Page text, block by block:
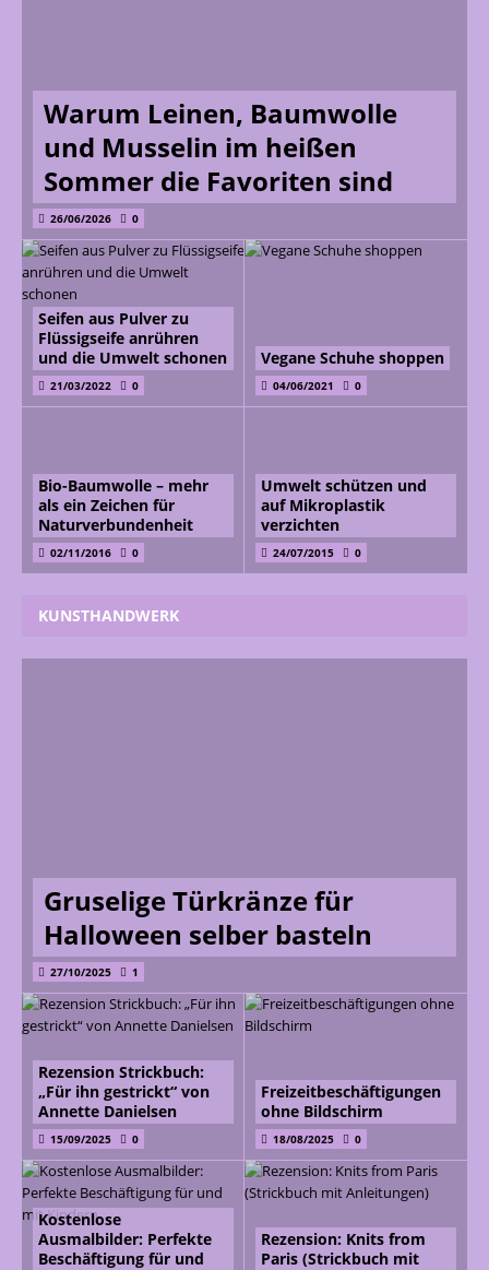
Warum Leinen, Baumwolle
und Musselin im heißen
Sommer die Favoriten sind
26/06/2026 0
Seifen aus Pulver zu
Flüssigseife anrühren
und die Umwelt schonen
21/03/2022 0
Vegane Schuhe shoppen
04/06/2021 0
Bio-Baumwolle – mehr
als ein Zeichen für
Naturverbundenheit
02/11/2016 0
Umwelt schützen und
auf Mikroplastik
verzichten
24/07/2015 0
KUNSTHANDWERK
Gruselige Türkränze für
Halloween selber basteln
27/10/2025 1
Rezension Strickbuch:
„Für ihn gestrickt“ von
Annette Danielsen
15/09/2025 0
Freizeitbeschäftigungen
ohne Bildschirm
18/08/2025 0
Kostenlose
Ausmalbilder: Perfekte
Beschäftigung für und
Rezension: Knits from
Paris (Strickbuch mit